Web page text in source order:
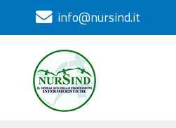
info@nursind.it